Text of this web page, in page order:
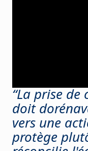
“La prise de
doit
vers une
protège